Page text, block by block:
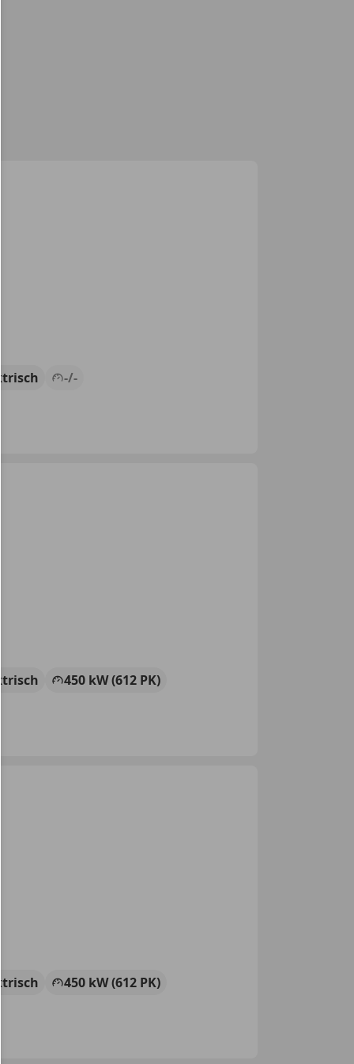
-/-
450 kW (612 PK)
450 kW (612 PK)